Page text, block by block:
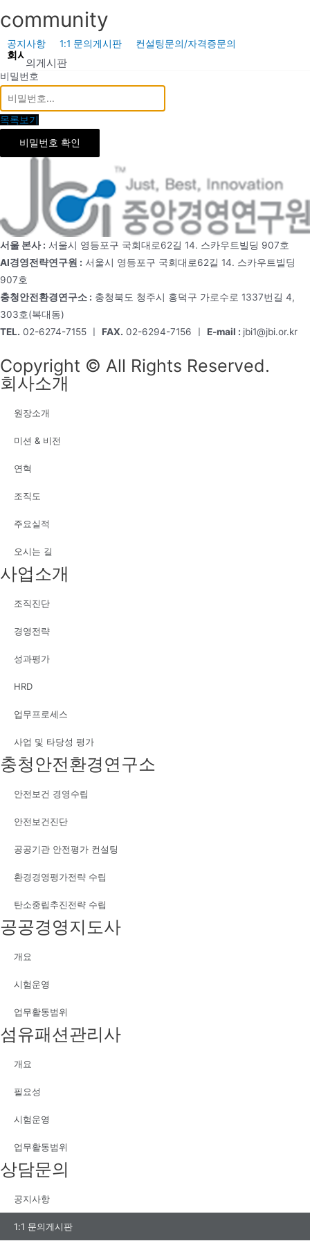
텐
츠
로
건
너
뛰
기
회사소개 충청안전환경연구소
community
공지사항 1:1 문의게시판 컨설팅문의/자격증문의
1:1 문의게시판
비밀번호
목록보기
비밀번호 확인
서울 본사 : 서울시 영등포구 국회대로62길 14. 스카우트빌딩 907호
AI경영전략연구원 : 서울시 영등포구 국회대로62길 14. 스카우트빌딩
907호
충청안전환경연구소 : 충청북도 청주시 흥덕구 가로수로 1337번길 4,
303호(복대동)
TEL. 02-6274-7155 ㅣ FAX. 02-6294-7156 ㅣ E-mail : jbi1@jbi.or.kr
Copyright © All Rights Reserved.
회사소개
원장소개
미션 & 비전
연혁
조직도
주요실적
오시는 길
사업소개
조직진단
경영전략
성과평가
HRD
업무프로세스
사업 및 타당성 평가
충청안전환경연구소
안전보건 경영수립
안전보건진단
공공기관 안전평가 컨설팅
환경경영평가전략 수립
탄소중립추진전략 수립
공공경영지도사
개요
시험운영
업무활동범위
섬유패션관리사
개요
필요성
시험운영
업무활동범위
상담문의
공지사항
1:1 문의게시판